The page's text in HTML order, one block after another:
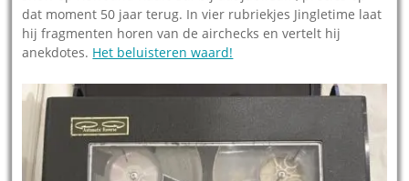
dat moment 50 jaar terug. In vier rubriekjes Jingletime laat
hij fragmenten horen van de airchecks en vertelt hij
anekdotes. Het beluisteren waard!